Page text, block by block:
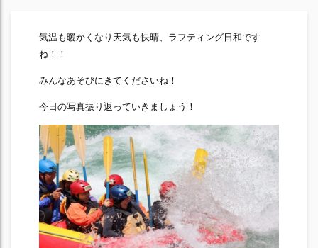
気温も暖かくなり天気も快晴、ラフティング日和です
ね！！
みんなあそびにきてくださいね！
今日の写真振り返っていきましょう！